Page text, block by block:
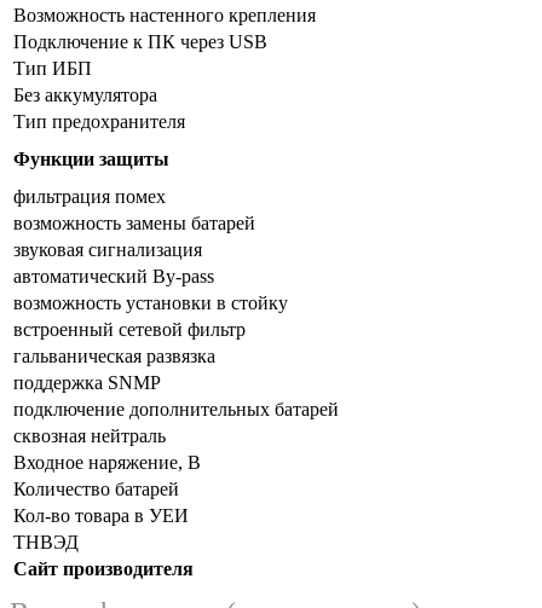
Возможность настенного крепления
Подключение к ПК через USB
Тип ИБП
Без аккумулятора
Тип предохранителя
Функции защиты
фильтрация помех
возможность замены батарей
звуковая сигнализация
автоматический By-pass
возможность установки в стойку
встроенный сетевой фильтр
гальваническая развязка
поддержка SNMP
подключение дополнительных батарей
сквозная нейтраль
Входное наряжение, В
Количество батарей
Кол-во товара в УЕИ
ТНВЭД
Сайт производителя